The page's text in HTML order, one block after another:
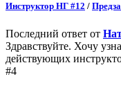
Инструктор НГ #12 /
Последний ответ от
Здравствуйте. Хочу
действующих
#4